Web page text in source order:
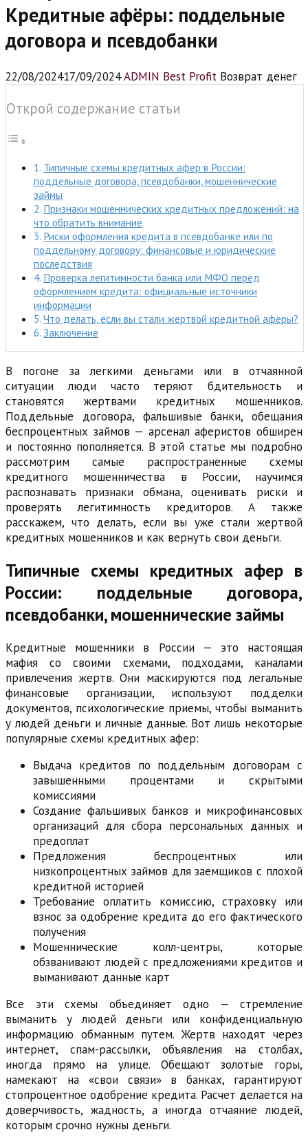
Кредитные афёры: поддельные
договора и псевдобанки
22/08/202417/09/2024ADMIN Best Profit Возврат денег
Открой содержание статьи
Типичные схемы кредитных афер в России:
поддельные договора, псевдобанки, мошеннические
займы
Признаки мошеннических кредитных предложений: на
что обратить внимание
Риски оформления кредита в псевдобанке или по
поддельному договору: финансовые и юридические
последствия
Проверка легитимности банка или МФО перед
оформлением кредита: официальные источники
информации
Что делать, если вы стали жертвой кредитной аферы?
Заключение
В погоне за легкими деньгами или в отчаянной
ситуации люди часто теряют бдительность и
становятся жертвами кредитных мошенников.
Поддельные договора, фальшивые банки, обещания
беспроцентных займов — арсенал аферистов обширен
и постоянно пополняется. В этой статье мы подробно
рассмотрим самые распространенные схемы
кредитного мошенничества в России, научимся
распознавать признаки обмана, оценивать риски и
проверять легитимность кредиторов. А также
расскажем, что делать, если вы уже стали жертвой
кредитных мошенников и как вернуть свои деньги.
Типичные схемы кредитных афер в
России: поддельные договора,
псевдобанки, мошеннические займы
Кредитные мошенники в России — это настоящая
мафия со своими схемами, подходами, каналами
привлечения жертв. Они маскируются под легальные
финансовые организации, используют подделки
документов, психологические приемы, чтобы выманить
у людей деньги и личные данные. Вот лишь некоторые
популярные схемы кредитных афер:
Выдача кредитов по поддельным договорам с
завышенными процентами и скрытыми
комиссиями
Создание фальшивых банков и микрофинансовых
организаций для сбора персональных данных и
предоплат
Предложения беспроцентных или
низкопроцентных займов для заемщиков с плохой
кредитной историей
Требование оплатить комиссию, страховку или
взнос за одобрение кредита до его фактического
получения
Мошеннические колл-центры, которые
обзванивают людей с предложениями кредитов и
выманивают данные карт
Все эти схемы объединяет одно — стремление
выманить у людей деньги или конфиденциальную
информацию обманным путем. Жертв находят через
интернет, спам-рассылки, объявления на столбах,
иногда прямо на улице. Обещают золотые горы,
намекают на «свои связи» в банках, гарантируют
стопроцентное одобрение кредита. Расчет делается на
доверчивость, жадность, а иногда отчаяние людей,
которым срочно нужны деньги.